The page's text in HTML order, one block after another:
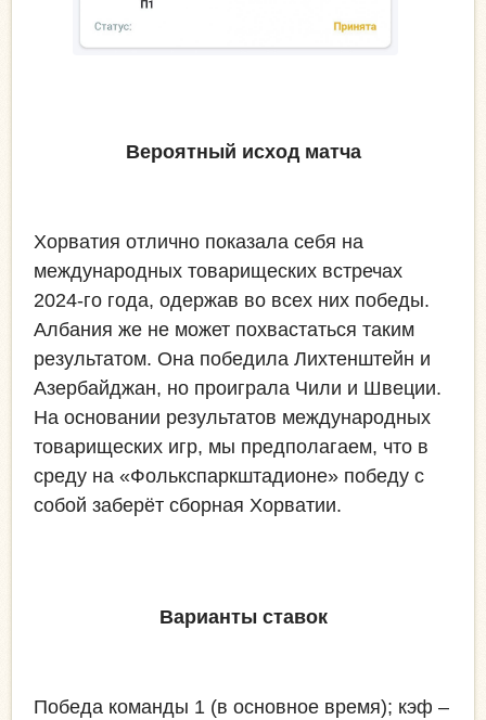
Вероятный исход матча
Хорватия отлично показала себя на
международных товарищеских встречах
2024-го года, одержав во всех них победы.
Албания же не может похвастаться таким
результатом. Она победила Лихтенштейн и
Азербайджан, но проиграла Чили и Швеции.
На основании результатов международных
товарищеских игр, мы предполагаем, что в
среду на «Фолькспаркштадионе» победу с
собой заберёт сборная Хорватии.
Варианты ставок
Победа команды 1 (в основное время); кэф –